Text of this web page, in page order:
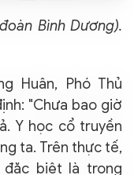
Bình Dương).
Huân, Phó Thủ
"Chưa bao giờ
Y học cổ truyền
ta. Trên thực tế,
đặc biệt là trong